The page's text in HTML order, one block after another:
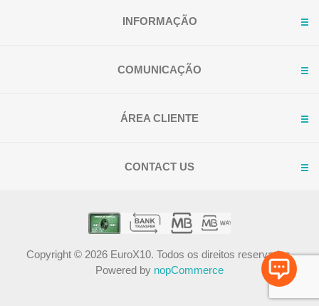
INFORMAÇÃO
COMUNICAÇÃO
ÁREA CLIENTE
CONTACT US
Copyright © 2026 EuroX10. Todos os direitos reservados.
Powered by nopCommerce